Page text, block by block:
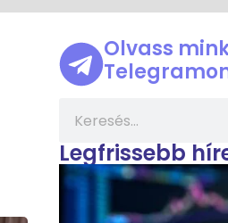
Olvass
Legfrissebb